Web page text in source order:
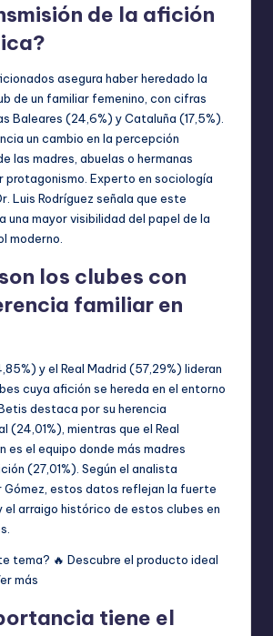
de la afición
asegura haber heredado la
de un familiar femenino, con cifras
Baleares (24,6%) y Cataluña (17,5%).
un cambio en la percepción
las madres, abuelas o hermanas
protagonismo. Experto en sociología
Luis Rodríguez señala que este
una mayor visibilidad del papel de la
moderno.
los clubes con
familiar en
y el Real Madrid (57,29%) lideran
cuya afición se hereda en el entorno
destaca por su herencia
(24,01%), mientras que el Real
es el equipo donde más madres
(27,01%). Según el analista
Gómez, estos datos reflejan la fuerte
el arraigo histórico de estos clubes en
tema? 🔥 Descubre el producto ideal
más
tiene el